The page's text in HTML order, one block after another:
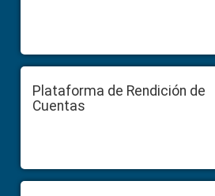
Plataforma de Rendición de
Cuentas